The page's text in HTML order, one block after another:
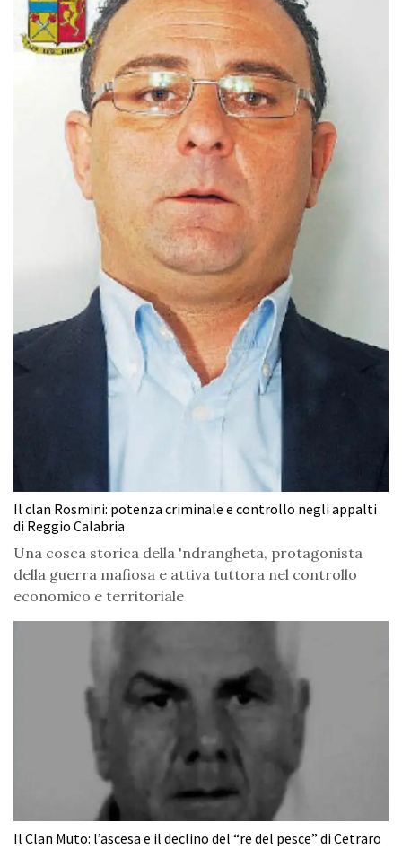
Il clan Rosmini: potenza criminale e controllo negli appalti
di Reggio Calabria
Una cosca storica della 'ndrangheta, protagonista
della guerra mafiosa e attiva tuttora nel controllo
economico e territoriale
Il Clan Muto: l’ascesa e il declino del “re del pesce” di Cetraro